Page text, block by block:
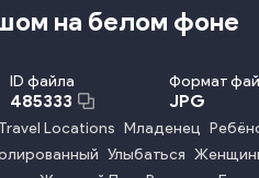
на белом фоне
ID файла
485333
Формат
JPG
Travel Locations Младенец
Улыбаться